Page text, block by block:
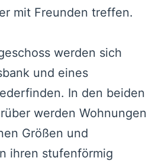
mit Freunden treffen.
werden sich
und eines
In den beiden
werden Wohnungen
Größen und
ihren stufenförmig